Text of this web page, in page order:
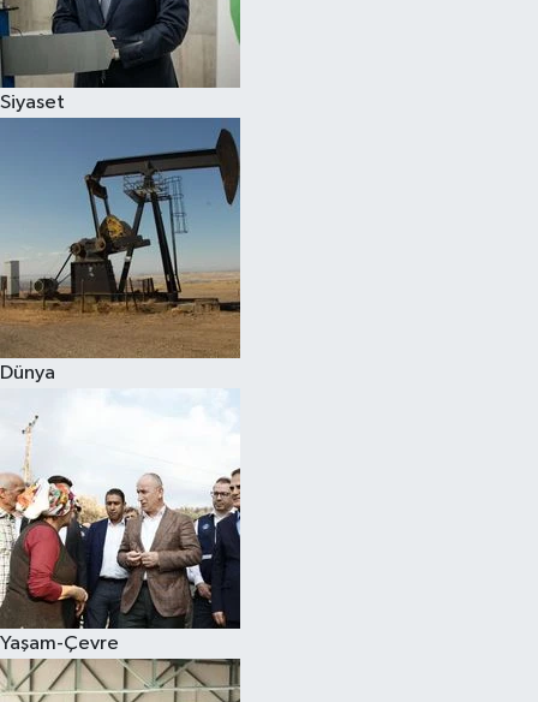
Siyaset
Dünya
Yaşam-Çevre
Spor
Çocuk
Eğitim
Hava Durumu
Kadın
Kültür Sanat
Sağlık
Siyaset
Teknoloji